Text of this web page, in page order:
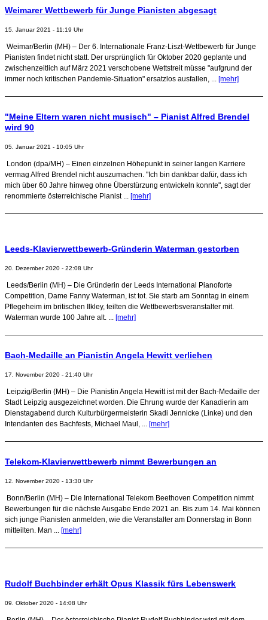
Weimarer Wettbewerb für Junge Pianisten abgesagt
15. Januar 2021 - 11:19 Uhr
Weimar/Berlin (MH) – Der 6. Internationale Franz-Liszt-Wettbewerb für Junge
Pianisten findet nicht statt. Der ursprünglich für Oktober 2020 geplante und
zwischenzeitlich auf März 2021 verschobene Wettstreit müsse "aufgrund der
immer noch kritischen Pandemie-Situation" ersatzlos ausfallen, ... [mehr]
"Meine Eltern waren nicht musisch" – Pianist Alfred Brendel
wird 90
05. Januar 2021 - 10:05 Uhr
London (dpa/MH) – Einen einzelnen Höhepunkt in seiner langen Karriere
vermag Alfred Brendel nicht auszumachen. "Ich bin dankbar dafür, dass ich
mich über 60 Jahre hinweg ohne Überstürzung entwickeln konnte", sagt der
renommierte österreichische Pianist ... [mehr]
Leeds-Klavierwettbewerb-Gründerin Waterman gestorben
20. Dezember 2020 - 22:08 Uhr
Leeds/Berlin (MH) – Die Gründerin der Leeds International Pianoforte
Competition, Dame Fanny Waterman, ist tot. Sie starb am Sonntag in einem
Pflegeheim im britischen Ilkley, teilten die Wettbewerbsveranstalter mit.
Waterman wurde 100 Jahre alt. ... [mehr]
Bach-Medaille an Pianistin Angela Hewitt verliehen
17. November 2020 - 21:40 Uhr
Leipzig/Berlin (MH) – Die Pianistin Angela Hewitt ist mit der Bach-Medaille der
Stadt Leipzig ausgezeichnet worden. Die Ehrung wurde der Kanadierin am
Dienstagabend durch Kulturbürgermeisterin Skadi Jennicke (Linke) und den
Intendanten des Bachfests, Michael Maul, ... [mehr]
Telekom-Klavierwettbewerb nimmt Bewerbungen an
12. November 2020 - 13:30 Uhr
Bonn/Berlin (MH) – Die International Telekom Beethoven Competition nimmt
Bewerbungen für die nächste Ausgabe Ende 2021 an. Bis zum 14. Mai können
sich junge Pianisten anmelden, wie die Veranstalter am Donnerstag in Bonn
mitteilten. Man ... [mehr]
Rudolf Buchbinder erhält Opus Klassik fürs Lebenswerk
09. Oktober 2020 - 14:08 Uhr